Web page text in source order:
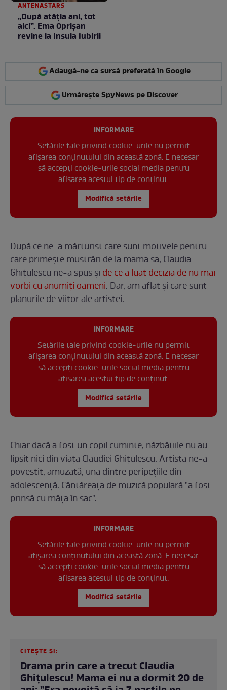
ANTENASTARS
„După atâția ani, tot
aici”. Ema Oprișan
revine la Insula Iubirii
Adaugă-ne ca sursă preferată în Google
Urmărește SpyNews pe Discover
INFORMARE
Setările tale privind cookie-urile nu permit
afișarea conținutului din această zonă. E necesar
să accepți cookie-urile social media pentru
afisarea acestui tip de conținut.
Modifică setările
După ce ne-a mărturist care sunt motivele pentru
care primește mustrări de la mama sa, Claudia
Ghițulescu ne-a spus și de ce a luat decizia de nu mai
vorbi cu anumiți oameni. Dar, am aflat și care sunt
planurile de viitor ale artistei.
INFORMARE
Setările tale privind cookie-urile nu permit
afișarea conținutului din această zonă. E necesar
să accepți cookie-urile social media pentru
afisarea acestui tip de conținut.
Modifică setările
Chiar dacă a fost un copil cuminte, năzbâtiile nu au
lipsit nici din viața Claudiei Ghițulescu. Artista ne-a
povestit, amuzată, una dintre peripețiile din
adolescență. Cântăreața de muzică populară "a fost
prinsă cu mâța în sac".
INFORMARE
Setările tale privind cookie-urile nu permit
afișarea conținutului din această zonă. E necesar
să accepți cookie-urile social media pentru
afisarea acestui tip de conținut.
Modifică setările
CITEȘTE ȘI:
Drama prin care a trecut Claudia
Ghițulescu! Mama ei nu a dormit 20 de